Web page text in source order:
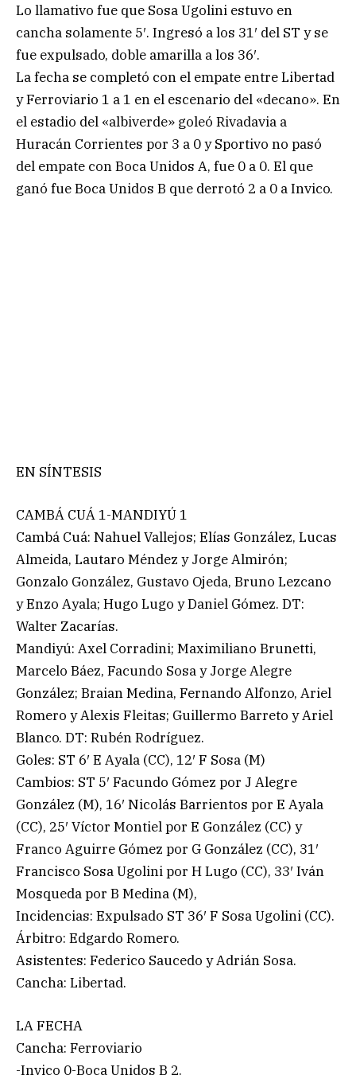
Lo llamativo fue que Sosa Ugolini estuvo en
cancha solamente 5′. Ingresó a los 31′ del ST y se
fue expulsado, doble amarilla a los 36′.
La fecha se completó con el empate entre Libertad
y Ferroviario 1 a 1 en el escenario del «decano». En
el estadio del «albiverde» goleó Rivadavia a
Huracán Corrientes por 3 a 0 y Sportivo no pasó
del empate con Boca Unidos A, fue 0 a 0. El que
ganó fue Boca Unidos B que derrotó 2 a 0 a Invico.
EN SÍNTESIS
CAMBÁ CUÁ 1-MANDIYÚ 1
Cambá Cuá: Nahuel Vallejos; Elías González, Lucas
Almeida, Lautaro Méndez y Jorge Almirón;
Gonzalo González, Gustavo Ojeda, Bruno Lezcano
y Enzo Ayala; Hugo Lugo y Daniel Gómez. DT:
Walter Zacarías.
Mandiyú: Axel Corradini; Maximiliano Brunetti,
Marcelo Báez, Facundo Sosa y Jorge Alegre
González; Braian Medina, Fernando Alfonzo, Ariel
Romero y Alexis Fleitas; Guillermo Barreto y Ariel
Blanco. DT: Rubén Rodríguez.
Goles: ST 6′ E Ayala (CC), 12′ F Sosa (M)
Cambios: ST 5′ Facundo Gómez por J Alegre
González (M), 16′ Nicolás Barrientos por E Ayala
(CC), 25′ Víctor Montiel por E González (CC) y
Franco Aguirre Gómez por G González (CC), 31′
Francisco Sosa Ugolini por H Lugo (CC), 33′ Iván
Mosqueda por B Medina (M),
Incidencias: Expulsado ST 36′ F Sosa Ugolini (CC).
Árbitro: Edgardo Romero.
Asistentes: Federico Saucedo y Adrián Sosa.
Cancha: Libertad.
LA FECHA
Cancha: Ferroviario
-Invico 0-Boca Unidos B 2.